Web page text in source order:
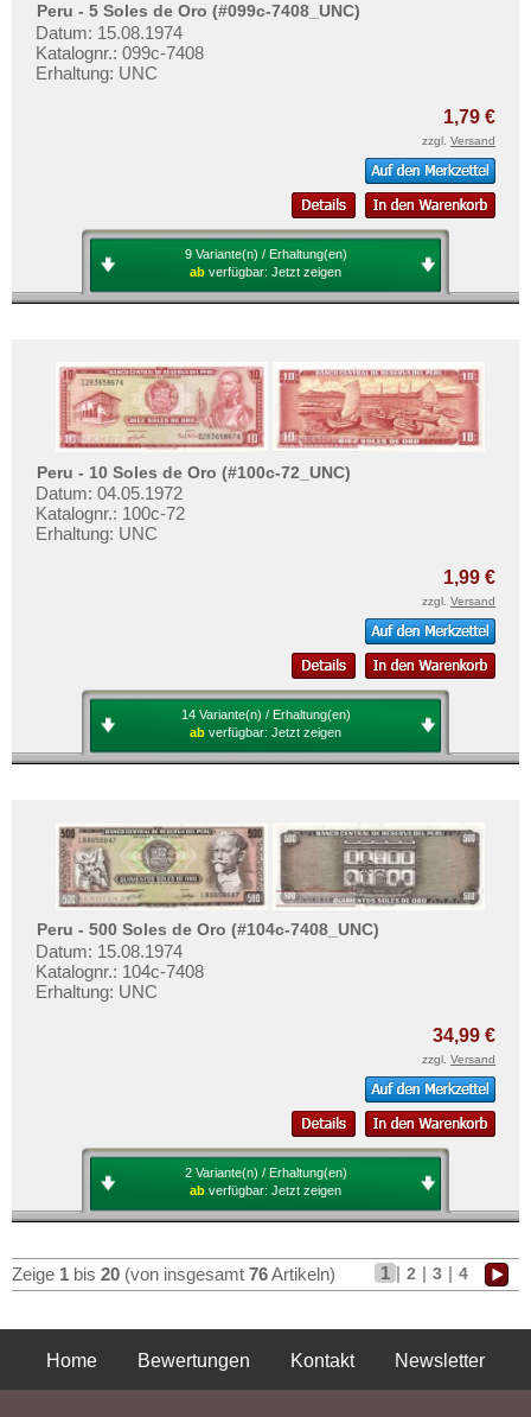
Peru - 5 Soles de Oro (#099c-7408_UNC)
Datum: 15.08.1974
Katalognr.: 099c-7408
Erhaltung: UNC
1,79 €
zzgl. Versand
9 Variante(n) / Erhaltung(en)
ab verfügbar: Jetzt zeigen
Peru - 10 Soles de Oro (#100c-72_UNC)
Datum: 04.05.1972
Katalognr.: 100c-72
Erhaltung: UNC
1,99 €
zzgl. Versand
14 Variante(n) / Erhaltung(en)
ab verfügbar: Jetzt zeigen
Peru - 500 Soles de Oro (#104c-7408_UNC)
Datum: 15.08.1974
Katalognr.: 104c-7408
Erhaltung: UNC
34,99 €
zzgl. Versand
2 Variante(n) / Erhaltung(en)
ab verfügbar: Jetzt zeigen
Zeige 1 bis 20 (von insgesamt 76Artikeln) 1 | 2 | 3 | 4
Home Bewertungen Kontakt
Newsletter